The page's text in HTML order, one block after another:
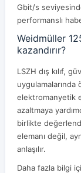
Gbit/s
performanslı
Weidmüller
kazandırır?
LSZH dış kılıf,
uygulamalarında
elektromanyetik
azaltmaya
birlikte
elemanı değil,
anlaşılır.
Daha fazla bilgi